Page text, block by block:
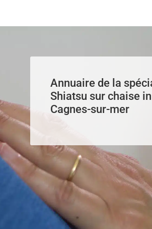
Annuaire de la
Shiatsu sur chaise in
Cagnes-sur-mer